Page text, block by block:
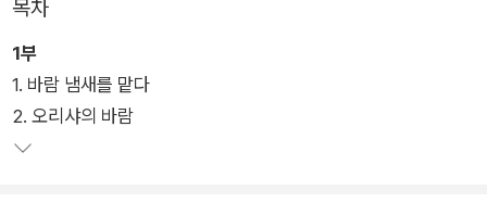
"다섯 살이 될 때까지 말을 못 했고 말하기 시작했을 때는 말을 더
듬고" 시각장애인에 가까워 부모와 자매의 감정을 냄새로 느껴야
했던 그녀에게, 언니들보다 상대적으로 어두웠던 피부색 탓인지
어머니는 유독 화를 냈다. 일곱 살 무렵, 유일하게 마음이 통했던
단짝 앨빈이 호흡기 질환으로 죽고, 고등학교 친구이자 첫사랑인
목차
1부
1. 바람 냄새를 맡다
2. 오리샤의 바람